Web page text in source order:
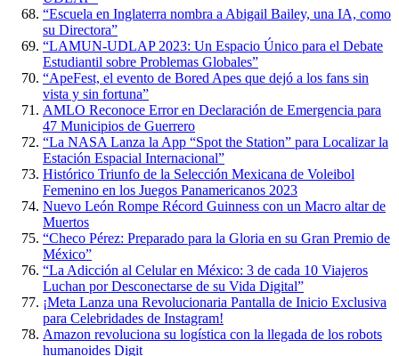
“Escuela en Inglaterra nombra a Abigail Bailey, una IA, como
su Directora”
“LAMUN-UDLAP 2023: Un Espacio Único para el Debate
Estudiantil sobre Problemas Globales”
“ApeFest, el evento de Bored Apes que dejó a los fans sin
vista y sin fortuna”
AMLO Reconoce Error en Declaración de Emergencia para
47 Municipios de Guerrero
“La NASA Lanza la App “Spot the Station” para Localizar la
Estación Espacial Internacional”
Histórico Triunfo de la Selección Mexicana de Voleibol
Femenino en los Juegos Panamericanos 2023
Nuevo León Rompe Récord Guinness con un Macro altar de
Muertos
“Checo Pérez: Preparado para la Gloria en su Gran Premio de
México”
“La Adicción al Celular en México: 3 de cada 10 Viajeros
Luchan por Desconectarse de su Vida Digital”
¡Meta Lanza una Revolucionaria Pantalla de Inicio Exclusiva
para Celebridades de Instagram!
Amazon revoluciona su logística con la llegada de los robots
humanoides Digit